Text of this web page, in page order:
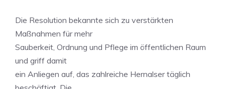
Die Resolution bekannte sich zu verstärkten
Maßnahmen für mehr
Sauberkeit, Ordnung und Pflege im öffentlichen Raum
und griff damit
ein Anliegen auf, das zahlreiche Hernalser täglich